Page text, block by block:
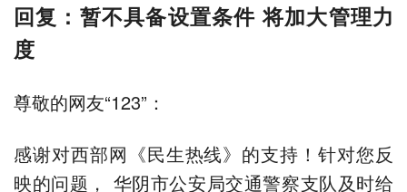
回复：暂不具备设置条件 将加大管理力
度
尊敬的网友“123”：
感谢对西部网《民生热线》的支持！针对您反
映的问题， 华阴市公安局交通警察支队及时给